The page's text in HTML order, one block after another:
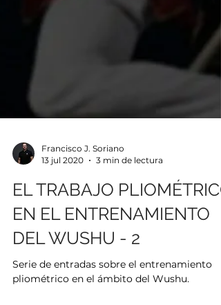
Francisco J. Soriano
13 jul 2020
3 min de lectura